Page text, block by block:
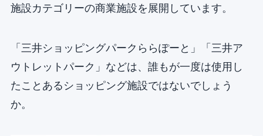
施設カテゴリーの商業施設を展開しています。
「三井ショッピングパークららぽーと」「三井ア
ウトレットパーク」などは、誰もが一度は使用し
たことあるショッピング施設ではないでしょう
か。